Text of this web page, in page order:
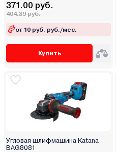
371.00 руб.
404.39 руб.
от 10 руб. руб./мес.
Купить
Угловая шлифмашина Katana
BAG8081